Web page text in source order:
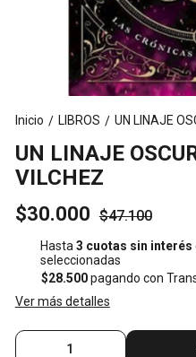
Inicio / LIBROS / UN LINAJE
UN LINAJE
VILCHEZ
$30.000 $47.100
Hasta 3 cuotas sin interés
seleccionadas
$28.500pagando con
Ver más detalles